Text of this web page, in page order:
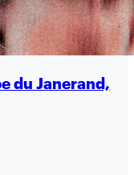
du Janerand,